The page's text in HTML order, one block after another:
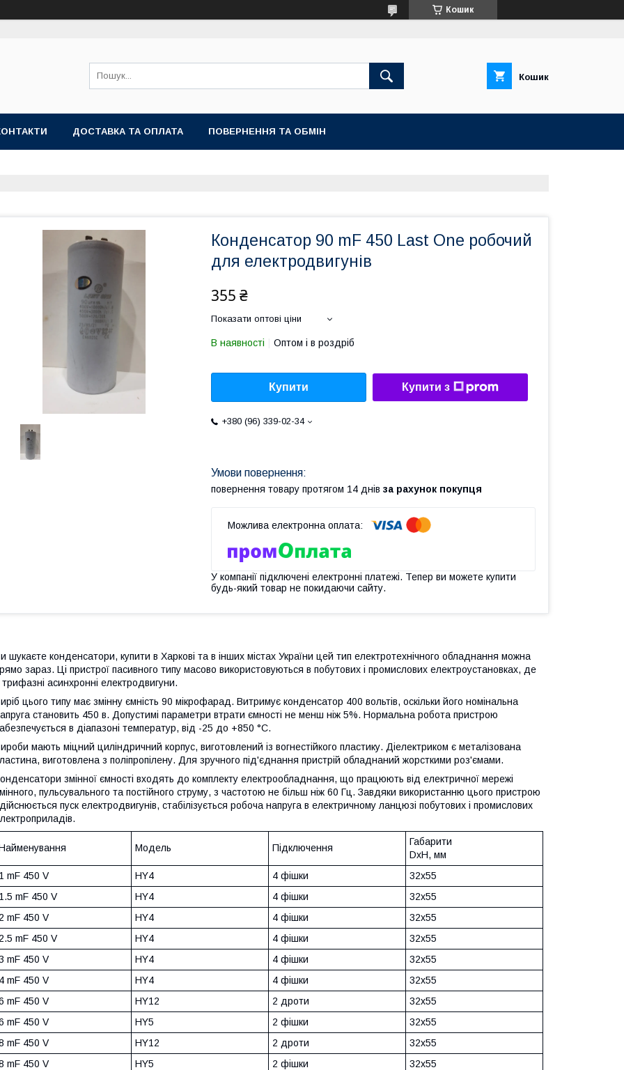
Кошик
Кошик
ДОСТАВКА ТА ОПЛАТА ПОВЕРНЕННЯ ТА ОБМІН
Конденсатор 90 mF 450 Last One робочий
для електродвигунів
355 ₴
Показати оптові ціни
В наявності Оптом і в роздріб
Купити Купити з
+380 (96) 339-02-34
повернення товару протягом 14 днів за рахунок покупця
У компанії підключені електронні платежі. Тепер ви можете купити
будь-який товар не покидаючи сайту.
шукаєте конденсатори, купити в Харкові та в інших містах України цей тип електротехнічного обладнання можна
зараз. Ці пристрої пасивного типу масово використовуються в побутових і промислових електроустановках, де
трифазні асинхронні електродвигуни.
цього типу має змінну ємність 90 мікрофарад. Витримує конденсатор 400 вольтів, оскільки його номінальна
становить 450 в. Допустимі параметри втрати ємності не менш ніж 5%. Нормальна робота пристрою
в діапазоні температур, від -25 до +850 °C.
мають міцний циліндричний корпус, виготовлений із вогнестійкого пластику. Діелектриком є металізована
виготовлена з поліпропілену. Для зручного під'єднання пристрій обладнаний жорсткими роз'ємами.
змінної ємності входять до комплекту електрообладнання, що працюють від електричної мережі
пульсувального та постійного струму, з частотою не більш ніж 60 Гц. Завдяки використанню цього пристрою
пуск електродвигунів, стабілізується робоча напруга в електричному ланцюзі побутових і промислових
Модель Підключення
Габарити
DxH, мм
mF 450 V
HY4 4 фішки
32х55
mF 450 V
HY4 4 фішки
32х55
mF 450 V
HY4 4 фішки
32х55
mF 450 V
HY4 4 фішки
32х55
mF 450 V
HY4 4 фішки
32х55
mF 450 V
HY4 4 фішки
32х55
mF 450 V
HY12 2 дроти
32х55
mF 450 V
HY5 2 фішки
32х55
mF 450 V
HY12 2 дроти
32х55
mF 450 V
HY5 2 фішки
32х55